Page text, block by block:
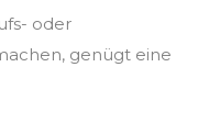
oder
genügt eine